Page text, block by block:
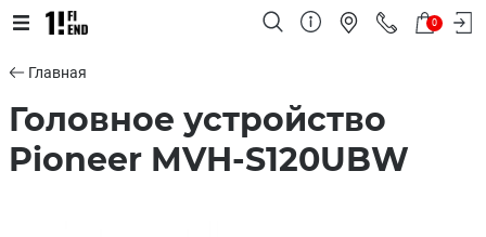
0
Главная
Головное устройство
Pioneer MVH-S120UBW